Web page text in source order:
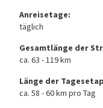
Anreisetage:
täglich
Gesamtlänge der
ca. 63 - 119 km
Länge der
ca. 58 - 60 km pro Tag